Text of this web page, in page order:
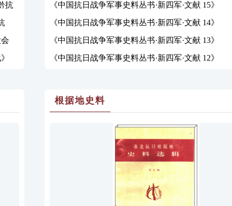
抗 《中国抗日战争军事史料丛书·新四军·文献 15》
《中国抗日战争军事史料丛书·新四军·文献 14》
《中国抗日战争军事史料丛书·新四军·文献 13》
《中国抗日战争军事史料丛书·新四军·文献 12》
根据地史料